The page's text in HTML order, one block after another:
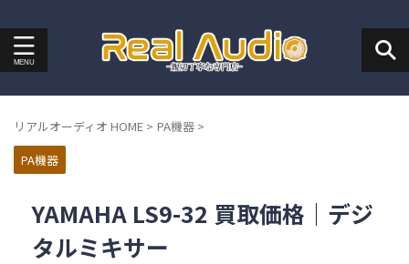
リアルオーディオ HOME > PA機器 >
PA機器
YAMAHA LS9-32 買取価格｜デジ
タルミキサー